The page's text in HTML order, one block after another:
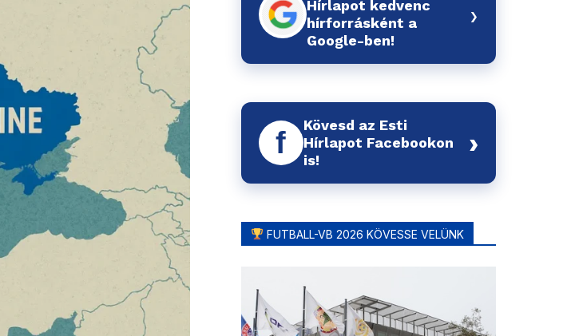
Hírlapot kedvenc
hírforrásként a
Google-ben!
›
f
Kövesd az Esti
Hírlapot Facebookon
is!
›
FUTBALL-VB 2026 KÖVESSE VELÜNK